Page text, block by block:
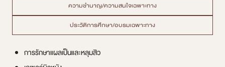
ความชำนาญ/ความสนใจเฉพาะทาง
ประวัติการศึกษา/อบรมเฉพาะทาง
การรักษาแผลเป็นและหลุมสิว